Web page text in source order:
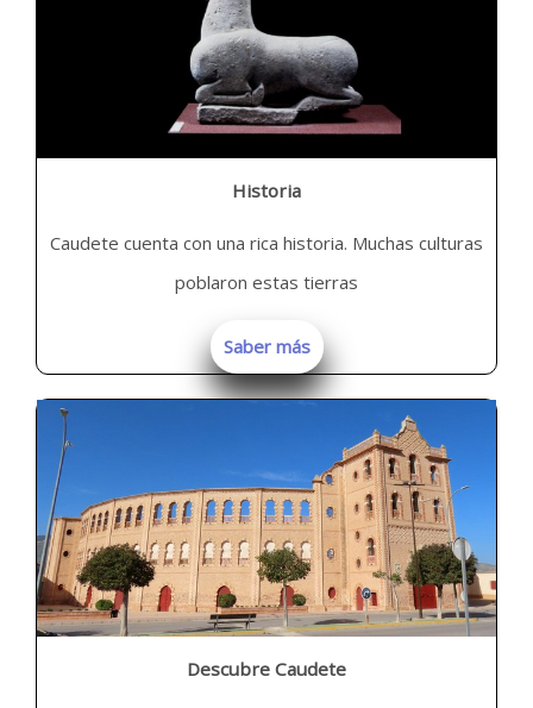
Historia
Caudete cuenta con una rica historia. Muchas culturas
poblaron estas tierras
Saber más
Descubre Caudete